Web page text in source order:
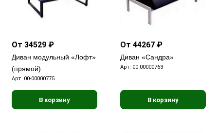
От 34529 ₽
Диван модульный «Лофт»
(прямой)
Арт. 00-00000775
В корзину
От 44267 ₽
Диван «Сандра»
Арт. 00-00000763
В корзину